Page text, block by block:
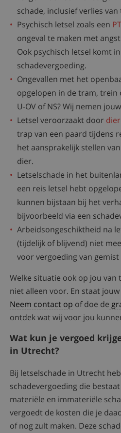
schade, inclusief verlies
Psychisch letsel zoals een
ongeval te maken met
Ook psychisch letsel komt
schadevergoeding.
Ongevallen met het
opgelopen in de tram, trein
U-OV of NS? Wij nemen
Letsel veroorzaakt door
trap van een paard tijdens
het aansprakelijk stellen
dier.
Letselschade in het
een reis letsel hebt
kunnen bijstaan bij het
bijvoorbeeld via een
Arbeidsongeschiktheid na
(tijdelijk of blijvend) niet
voor vergoeding van
Welke situatie ook op jou van
niet alleen voor. En staat
Neem contact op of doe de
ontdek wat wij voor jou
Wat kun je vergoed
in Utrecht?
Bij letselschade in Utrecht
schadevergoeding die
materiële en immateriële
vergoedt de kosten die je
of nog zult maken. Deze